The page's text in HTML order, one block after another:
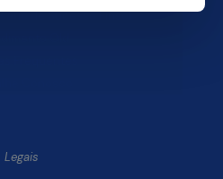
de Sucesso Finsol
Legais